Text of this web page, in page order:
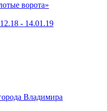
ворота»
- 14.01.19
Владимира